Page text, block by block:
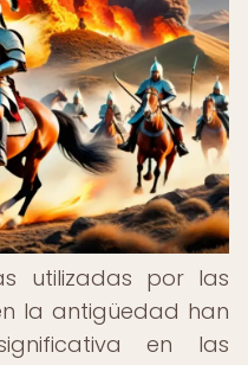
utilizadas por las
la antigüedad han
en las